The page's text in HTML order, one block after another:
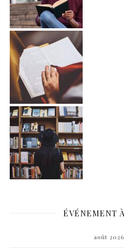
ÉVÉNEMENT
août 2026